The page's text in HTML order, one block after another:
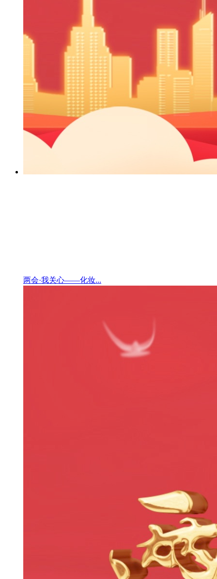
两会·我关心——化妆...